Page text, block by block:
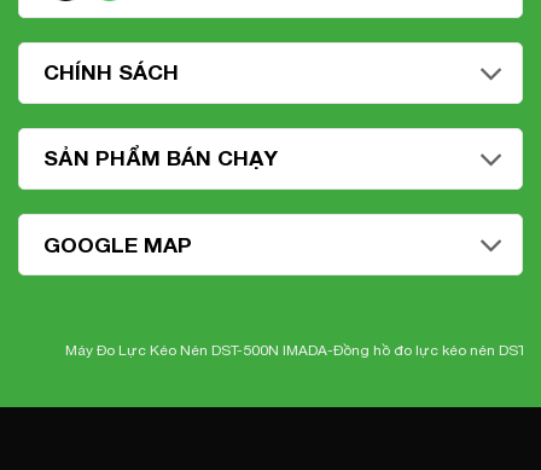
CHÍNH SÁCH
SẢN PHẨM BÁN CHẠY
GOOGLE MAP
Máy Đo Lực Kéo Nén DST-500N IMADA-Đồng hồ đo lực kéo nén DST-